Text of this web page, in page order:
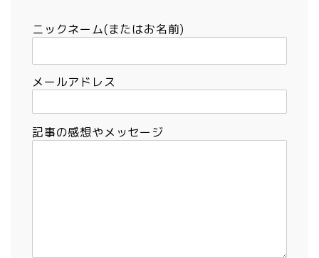
ニックネーム(またはお名前)
メールアドレス
記事の感想やメッセージ